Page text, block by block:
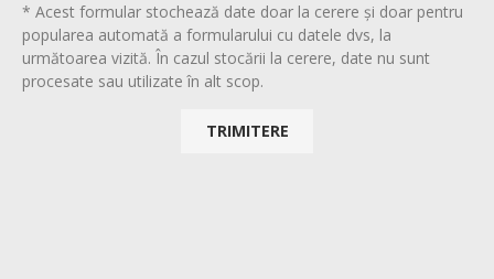
* Acest formular stochează date doar la cerere și doar pentru
popularea automată a formularului cu datele dvs, la
următoarea vizită. În cazul stocării la cerere, date nu sunt
procesate sau utilizate în alt scop.